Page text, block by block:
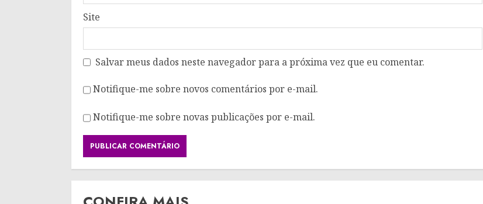
Site
Salvar meus dados neste navegador para a próxima vez que eu comentar.
Notifique-me sobre novos comentários por e-mail.
Notifique-me sobre novas publicações por e-mail.